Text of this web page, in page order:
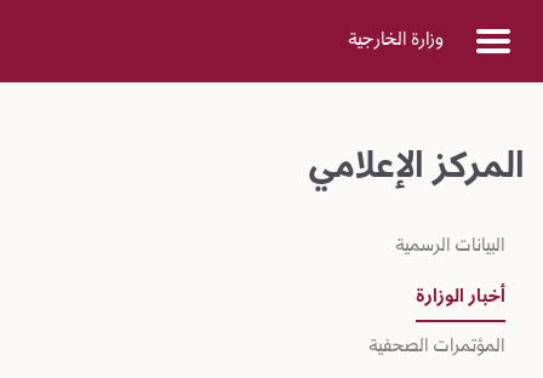
Skip to Main Contentوزارة الخارجية
المركز الإعلامي
البيانات الرسمية
أخبار الوزارة
المؤتمرات الصحفية